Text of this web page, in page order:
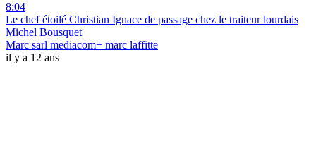
8:04
Le chef étoilé Christian Ignace de passage chez le traiteur lourdais
Michel Bousquet
Marc sarl mediacom+ marc laffitte
il y a 12 ans